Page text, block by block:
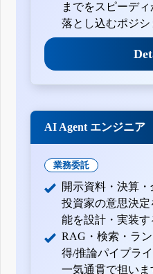
までをスピーデ
落とし込むポジシ
AI Agent エンジニア
業務委託
開示資料・決算・
投資家の意思決
能を設計・実装す
RAG・検索・ラ
得/推論パイプラ
一気通貫で担いま